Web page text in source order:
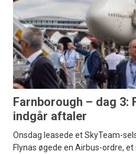
Farnborough – dag 3:
indgår aftaler
Onsdag leasede et SkyTeam-
Flynas øgede en Airbus-ordre,